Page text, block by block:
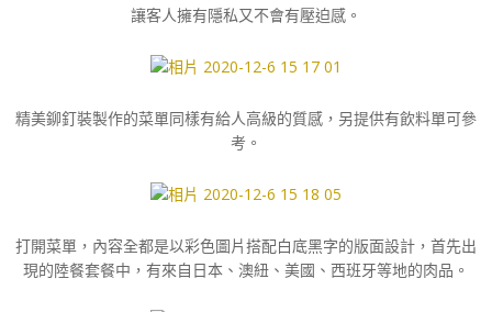
讓客人擁有隱私又不會有壓迫感。
精美鉚釘裝製作的菜單同樣有給人高級的質感，另提供有飲料單可參
考。
打開菜單，內容全都是以彩色圖片搭配白底黑字的版面設計，首先出
現的陸餐套餐中，有來自日本、澳紐、美國、西班牙等地的肉品。